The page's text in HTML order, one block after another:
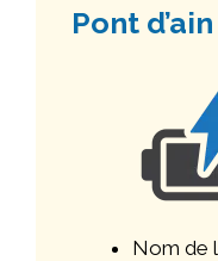
Pont d’ain
Nom de